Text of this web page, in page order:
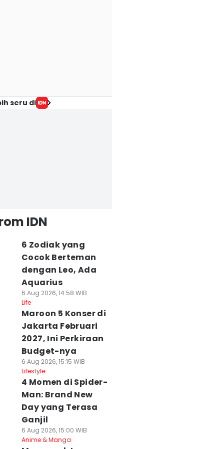
seru di
IDN
6 Zodiak yang
Cocok Berteman
dengan Leo, Ada
Aquarius
6 Aug 2026, 14:58 WIB
Life
Maroon 5 Konser di
Jakarta Februari
2027, Ini Perkiraan
Budget-nya
6 Aug 2026, 15:15 WIB
Lifestyle
4 Momen di Spider-
Man: Brand New
Day yang Terasa
Ganjil
6 Aug 2026, 15:00 WIB
Anime & Manga